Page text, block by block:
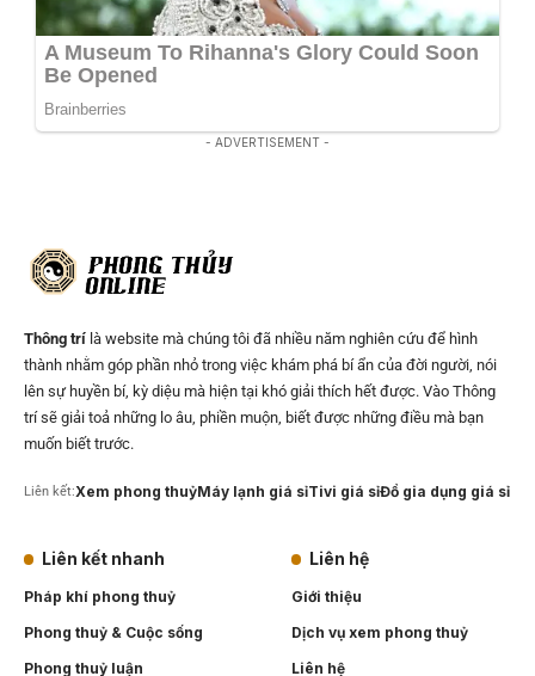
- ADVERTISEMENT -
Thông trí là website mà chúng tôi đã nhiều năm nghiên cứu để hình
thành nhằm góp phần nhỏ trong việc khám phá bí ẩn của đời người, nói
lên sự huyền bí, kỳ diệu mà hiện tại khó giải thích hết được. Vào Thông
trí sẽ giải toả những lo âu, phiền muộn, biết được những điều mà bạn
muốn biết trước.
Liên kết:Xem phong thuỷMáy lạnh giá sỉTivi giá sỉĐồ gia dụng giá sỉ
Liên kết nhanh
Pháp khí phong thuỷ
Phong thuỷ & Cuộc sống
Phong thuỷ luận
Liên hệ
Giới thiệu
Dịch vụ xem phong thuỷ
Liên hệ